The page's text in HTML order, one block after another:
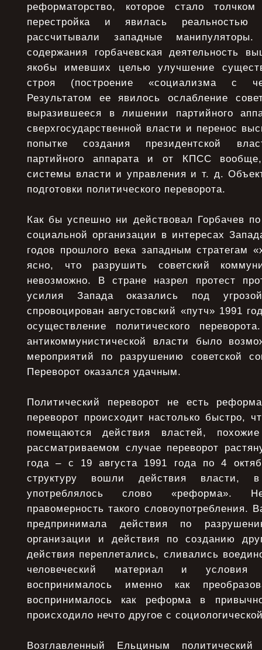
реформаторство, которое стало
перестройка и явилась
рассчитывали западные
содержания горбачевская деятельность
якобы имевших целью улучшение
строя (построение «социализма с
Результатом ее явилось ослабление
выразившееся в лишении партийного
сверхгосударственной власти и перенос
попытке создания президентской
партийного аппарата и от КПСС
системы власти и управления и т. д.
подготовки политического переворота.
Как бы успешно ни действовал Горбачев
социальной организации в интересах
годов прошлого века западным стратегам
ясно, что разрушить советский
невозможно. В стране назрел протест
усилия Запада оказались под
спровоцирован августовский «путч» 1991
осуществление политического
антикоммунистической власти было
мероприятий по разрушению советской
Переворот оказался удачным.
Политический переворот не есть
переворот происходит настолько быстро,
помещаются действия властей,
рассматриваемом случае переворот
года – с 19 августа 1991 года по 4
структуру вошли действия власти,
употреблялось слово «реформа».
правомерность такого словоупотребления.
предпринимала действия по
организации и действия по созданию
действия переплетались, сливались
человеческий материал и
воспринималось именно как
воспринималось как реформа в
происходило нечто другое с
Возглавленный Ельциным политический